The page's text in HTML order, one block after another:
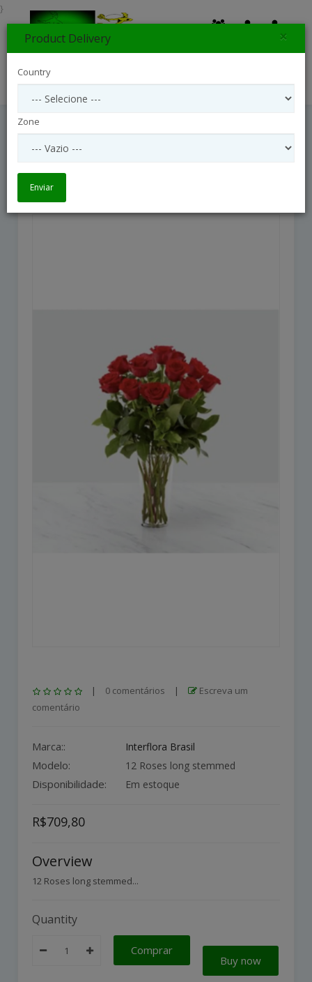
12 Roses Long Stemmed
| 0 comentários |
Escreva um
comentário
Marca:: Interflora Brasil
Modelo: 12 Roses long stemmed
Disponibilidade: Em estoque
R$709,80
Overview
12 Roses long stemmed...
Quantity
Comprar
Buy now
}
Product Delivery ×
Country
Zone
Enviar